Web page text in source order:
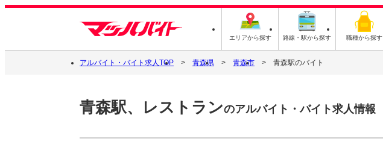
エリアから探す 路線・駅から探す 職種から探す
アルバイト・バイト求人TOP 青森県 青森市 青森駅のバイト
青森駅、レストランのアルバイト・バイト求人情報